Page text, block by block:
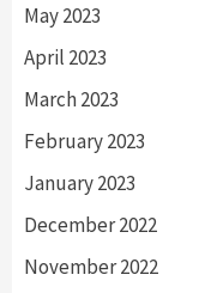
May 2023
April 2023
March 2023
February 2023
January 2023
December 2022
November 2022